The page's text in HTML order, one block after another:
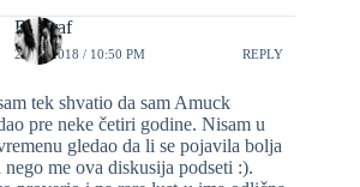
Biograf
22/05/2018 / 10:50 PM REPLY
tek shvatio da sam Amuck
pre neke četiri godine. Nisam u
gledao da li se pojavila bolja
me ova diskusija podseti :).